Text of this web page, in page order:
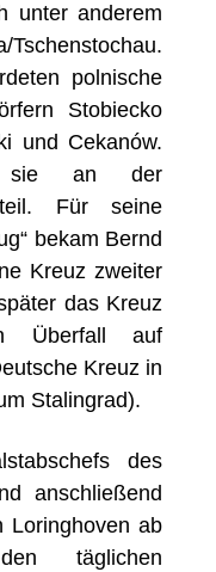
unter anderem
Tschenstochau.
polnische
Stobiecko
und Cekanów.
sie an der
teil. Für seine
bekam Bernd
Kreuz zweiter
das Kreuz
Überfall auf
Kreuz in
Stalingrad).
des
anschließend
Loringhoven ab
täglichen